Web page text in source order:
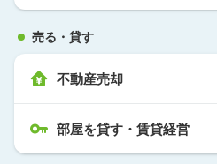
売る・貸す
不動産売却
部屋を貸す・賃貸経営